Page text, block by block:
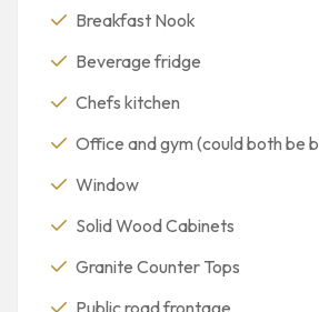
Breakfast Nook
Beverage fridge
Chefs kitchen
Office and gym (could both be
Window
Solid Wood Cabinets
Granite Counter Tops
Public road frontage